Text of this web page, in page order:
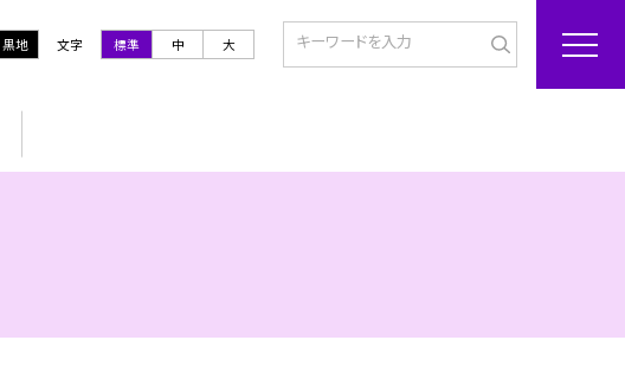
黒地 文字 標準 中 大